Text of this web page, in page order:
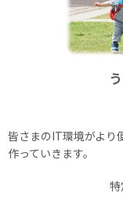
皆さまのIT環境がより
作っていきます。